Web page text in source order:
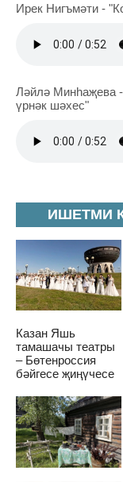
ИШЕТМИ
Казан Яшь
тамашачы театры
– Бөтенроссия
бәйгесе җиңүчесе
Ирек Нигъмәти -
Ләйлә Минһаҗева
үрнәк шәхес"